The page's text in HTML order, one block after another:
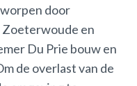
door
en
Du Prie bouw en
de overlast van de